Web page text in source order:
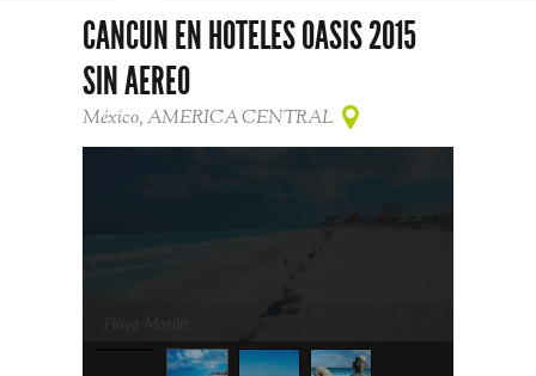
CANCUN EN HOTELES OASIS 2015
SIN AEREO
México, AMERICA CENTRAL